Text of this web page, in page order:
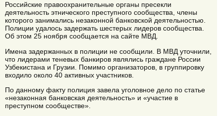
Российские правоохранительные органы пресекли
деятельность этнического преступного сообщества, члены
которого занимались незаконной банковской деятельностью.
Полиции удалось задержать шестерых лидеров сообщества.
Об этом 25 ноября сообщается на сайте МВД.
Имена задержанных в полиции не сообщили. В МВД уточнили,
что лидерами теневых банкиров являлись граждане России
Узбекистана и Грузии. Помимо организаторов, в группировку
входило около 40 активных участников.
По данному факту полиция завела уголовное дело по статье
«незаконная банковская деятельность» и «участие в
преступном сообществе».